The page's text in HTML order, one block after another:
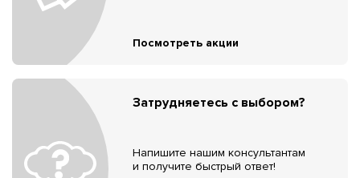
Посмотреть акции
Затрудняетесь с выбором?
Напишите нашим консультантам
и получите быстрый ответ!